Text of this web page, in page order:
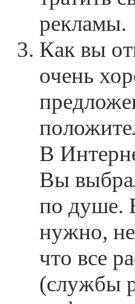
рекламы.
Как вы
очень
В
Вы
по душе.
нужно,
что все
(службы